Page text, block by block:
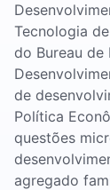
Tecnologia
do Bureau de
de
Política
questões
agregado